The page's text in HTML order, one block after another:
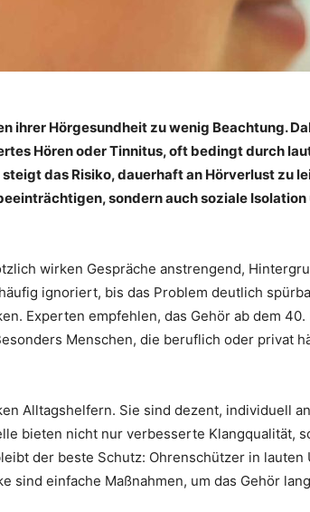
ihrer Hörgesundheit zu wenig Beachtung.
Hören oder Tinnitus, oft bedingt durch
das Risiko, dauerhaft an Hörverlust zu
sondern auch soziale
wirken Gespräche anstrengend,
­ignoriert, bis das Problem deutlich
Experten empfehlen, das Gehör ab dem
Menschen, die beruflich oder privat
Alltagshelfern. Sie sind dezent, individuell
bieten nicht nur verbesserte Klangqualität,
der beste Schutz: Ohrenschützer in lauten
sind einfache Maßnahmen, um das Gehör